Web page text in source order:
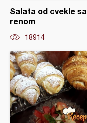
Salata od cvekle sa
renom
18914